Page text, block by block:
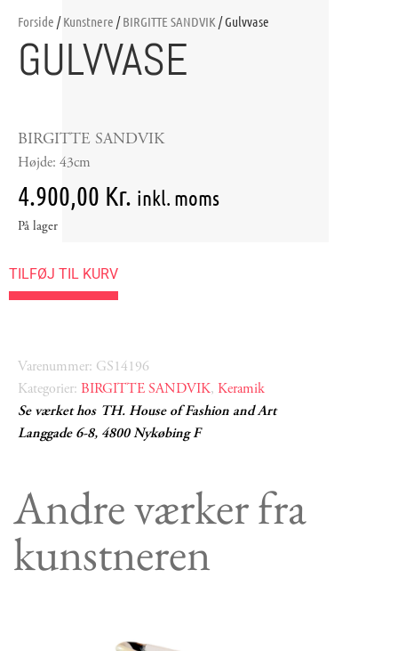
Forside /Kunstnere /BIRGITTE SANDVIK / Gulvvase
GULVVASE
BIRGITTE SANDVIK
Højde: 43cm
4.900,00 Kr. inkl. moms
På lager
TILFØJ TIL KURV
Varenummer: GS14196
Kategorier: BIRGITTE SANDVIK, Keramik
Se værket hos TH. House of Fashion and Art
Langgade 6-8, 4800 Nykøbing F
Andre værker fra
kunstneren